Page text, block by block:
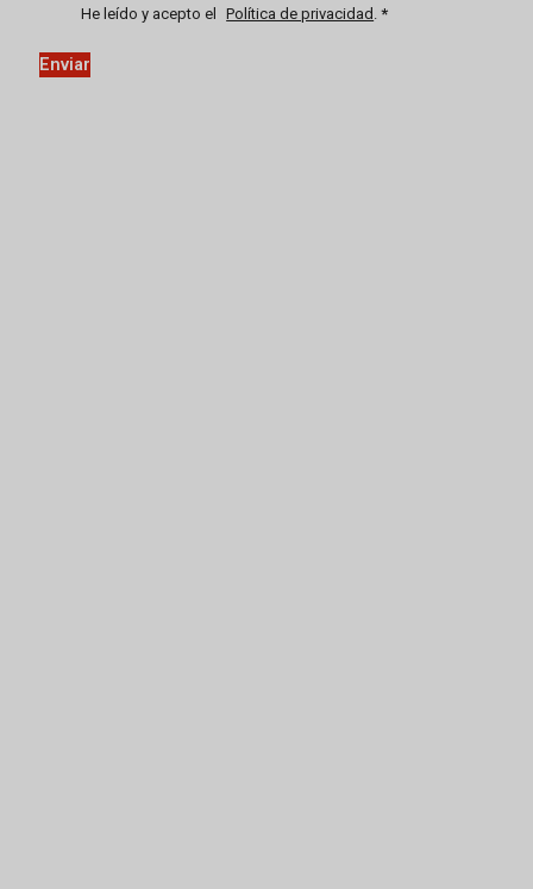
He leído y acepto el Política de privacidad . *
Enviar